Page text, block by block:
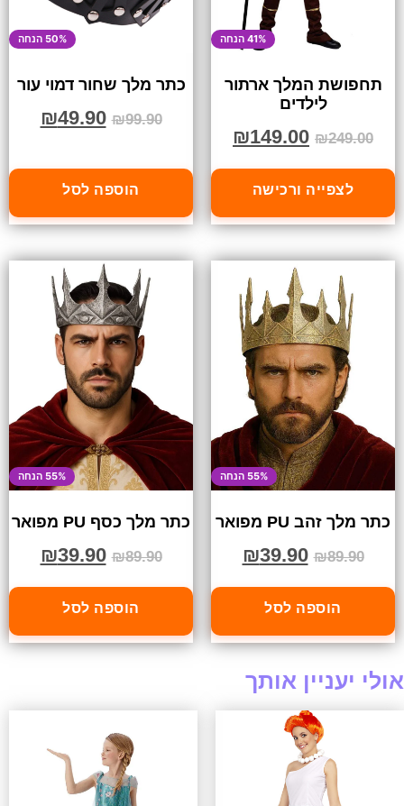
41% הנחה
תחפושת המלך ארתור
לילדים
₪249.00
₪149.00
לצפייה ורכישה
50% הנחה
כתר מלך שחור דמוי עור
₪99.90
₪49.90
הוספה לסל
55% הנחה
כתר מלך זהב PU מפואר
₪89.90
₪39.90
הוספה לסל
55% הנחה
כתר מלך כסף PU מפואר
₪89.90
₪39.90
הוספה לסל
אולי יעניין אותך